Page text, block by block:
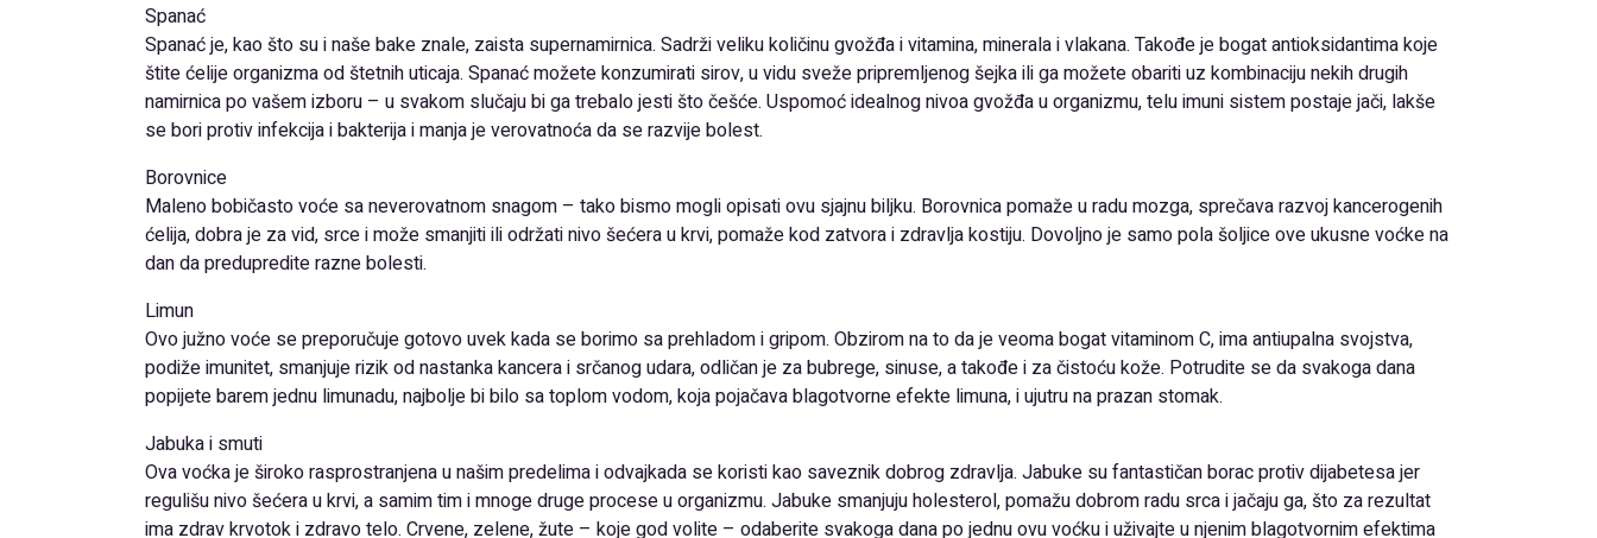
Spanać
Spanać je, kao što su i naše bake znale, zaista supernamirnica. Sadrži veliku količinu gvožđa i vitamina, minerala i vlakana. Takođe je bogat antioksidantima koje
štite ćelije organizma od štetnih uticaja. Spanać možete konzumirati sirov, u vidu sveže pripremljenog šejka ili ga možete obariti uz kombinaciju nekih drugih
namirnica po vašem izboru – u svakom slučaju bi ga trebalo jesti što češće. Uspomoć idealnog nivoa gvožđa u organizmu, telu imuni sistem postaje jači, lakše
se bori protiv infekcija i bakterija i manja je verovatnoća da se razvije bolest.
Borovnice
Maleno bobičasto voće sa neverovatnom snagom – tako bismo mogli opisati ovu sjajnu biljku. Borovnica pomaže u radu mozga, sprečava razvoj kancerogenih
ćelija, dobra je za vid, srce i može smanjiti ili održati nivo šećera u krvi, pomaže kod zatvora i zdravlja kostiju. Dovoljno je samo pola šoljice ove ukusne voćke na
dan da predupredite razne bolesti.
Limun
Ovo južno voće se preporučuje gotovo uvek kada se borimo sa prehladom i gripom. Obzirom na to da je veoma bogat vitaminom C, ima antiupalna svojstva,
podiže imunitet, smanjuje rizik od nastanka kancera i srčanog udara, odličan je za bubrege, sinuse, a takođe i za čistoću kože. Potrudite se da svakoga dana
popijete barem jednu limunadu, najbolje bi bilo sa toplom vodom, koja pojačava blagotvorne efekte limuna, i ujutru na prazan stomak.
Jabuka i smuti
Ova voćka je široko rasprostranjena u našim predelima i odvajkada se koristi kao saveznik dobrog zdravlja. Jabuke su fantastičan borac protiv dijabetesa jer
regulišu nivo šećera u krvi, a samim tim i mnoge druge procese u organizmu. Jabuke smanjuju holesterol, pomažu dobrom radu srca i jačaju ga, što za rezultat
ima zdrav krvotok i zdravo telo. Crvene, zelene, žute – koje god volite – odaberite svakoga dana po jednu ovu voćku i uživajte u njenim blagotvornim efektima